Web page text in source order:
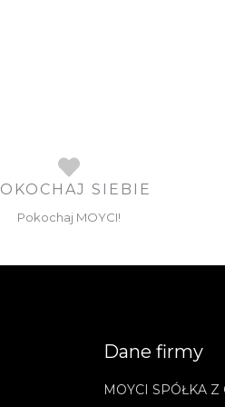
SIEBIE
Pokochaj MOYCI!
Dane firmy
MOYCI SPÓŁKA